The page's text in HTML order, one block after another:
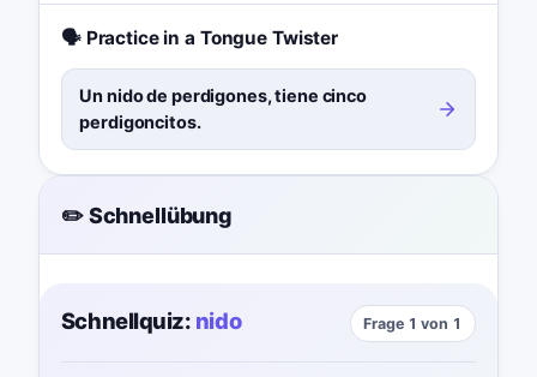
🗣️ Practice in a Tongue Twister
Un nido de perdigones, tiene cinco
perdigoncitos.
✏️ Schnellübung
Schnellquiz: nido Frage 1 von 1